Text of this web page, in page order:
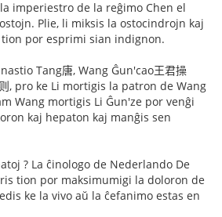
imperiestro de la reĝimo Chen el
Plie, li miksis la ostocindrojn kaj
por esprimi sian indignon.
Tang唐, Wang Ĝun'cao王君操
, pro ke Li mortigis la patron de Wang
Wang mortigis Li Ĝun'ze por venĝi
kaj hepaton kaj manĝis sen
? La ĉinologo de Nederlando De
tion por maksimumigi la doloron de
ke la vivo aŭ la ĉefanimo estas en